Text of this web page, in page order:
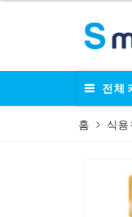
전체
홈 식